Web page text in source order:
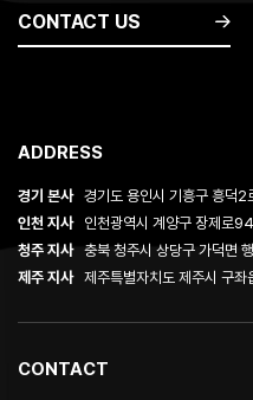
CONTACT US
ADDRESS
경기 본사 경기도 용인시 기흥구 흥덕2
인천 지사
인천광역시 계양구 장제로
청주 지사 충북 청주시 상당구 가덕면
제주 지사 제주특별자치도 제주시 구
CONTACT